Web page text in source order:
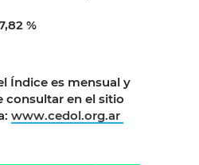
%
Índice es mensual y
consultar en el sitio
www.cedol.org.ar